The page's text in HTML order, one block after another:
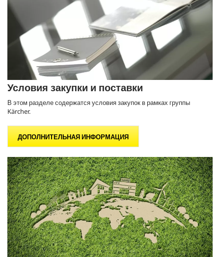
Условия закупки и поставки
В этом разделе содержатся условия закупок в рамках группы
Kärcher.
ДОПОЛНИТЕЛЬНАЯ ИНФОРМАЦИЯ